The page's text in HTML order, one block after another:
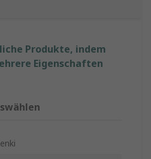
Produkte, indem
Eigenschaften